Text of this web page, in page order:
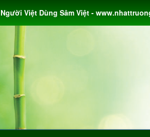
Người Việt Dùng Sâm Việt -